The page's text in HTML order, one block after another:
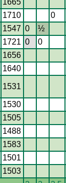
1710 0
1547 0 ½
1721 0 0
1656
1640
1531
1530
1505
1488
1583
1501
1503